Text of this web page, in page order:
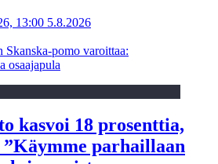
13:00 5.8.2026
Skanska-pomo varoittaa:
osaajapula
kasvoi 18 prosenttia,
parhaillaan